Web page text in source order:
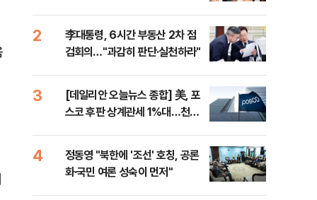
2
李대통령, 6시간 부동산 2차 점
검회의…"과감히 판단·실천하라"
3
[데일리안 오늘뉴스 종합] 美, 포
스코 후판 상계관세 1%대…천하
4
정동영 "북한에 '조선' 호칭, 공론
화·국민 여론 성숙이 먼저"